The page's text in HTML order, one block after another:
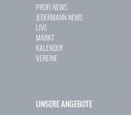
PROFI-NEWS
JEDERMANN-NEWS
LIVE
MARKT
KALENDER
VEREINE
UNSERE ANGEBOTE